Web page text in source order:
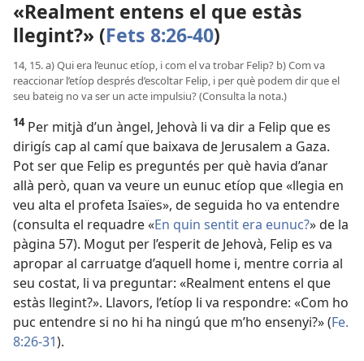
«Realment entens el que estàs
llegint?» (Fets 8:26-40)
14, 15. a) Qui era l’eunuc etíop, i com el va trobar Felip? b) Com va
reaccionar l’etíop després d’escoltar Felip, i per què podem dir que el
seu bateig no va ser un acte impulsiu? (Consulta la nota.)
14Per mitjà d’un àngel, Jehovà li va dir a Felip que es
dirigís cap al camí que baixava de Jerusalem a Gaza.
Pot ser que Felip es preguntés per què havia d’anar
allà però, quan va veure un eunuc etíop que «llegia en
veu alta el profeta Isaïes», de seguida ho va entendre
(consulta el requadre «En quin sentit era eunuc?» de la
pàgina 57). Mogut per l’esperit de Jehovà, Felip es va
apropar al carruatge d’aquell home i, mentre corria al
seu costat, li va preguntar: «Realment entens el que
estàs llegint?». Llavors, l’etíop li va respondre: «Com ho
puc entendre si no hi ha ningú que m’ho ensenyi?» (Fe.
8:26-31).